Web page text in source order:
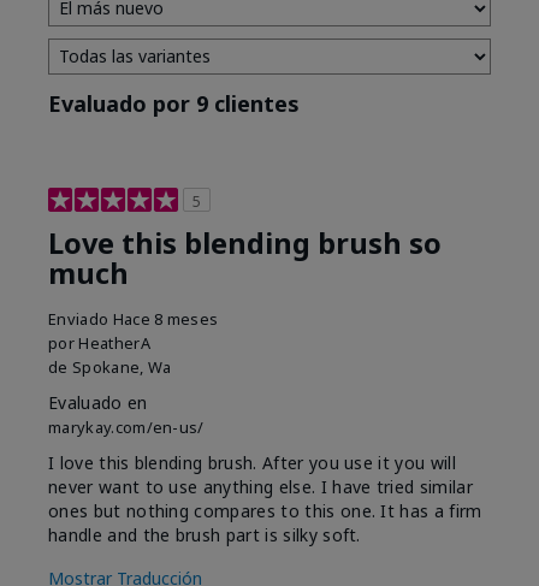
Evaluado por 9 clientes
5
Love this blending brush so
much
Enviado Hace 8 meses
por HeatherA
de Spokane, Wa
Evaluado en
marykay.com/en-us/
I love this blending brush. After you use it you will
never want to use anything else. I have tried similar
ones but nothing compares to this one. It has a firm
handle and the brush part is silky soft.
Mostrar Traducción